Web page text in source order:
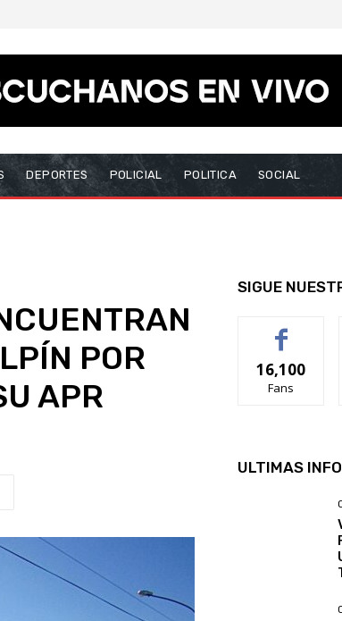
DEPORTES POLICIAL POLITICA SOCIAL
POR
APR
SIGUE
16,100
Fans
ULTIMAS